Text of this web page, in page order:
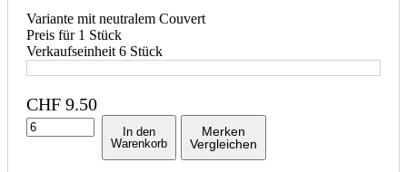
Variante mit neutralem Couvert
Preis für 1 Stück
Verkaufseinheit 6 Stück
CHF 9.50
In den
Warenkorb
Merken
Vergleichen